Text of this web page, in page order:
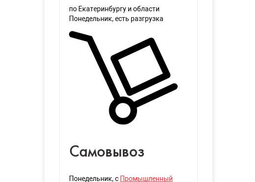
по Екатеринбургу и области
Понедельник, есть разгрузка
Самовывоз
Понедельник, с Промышленный